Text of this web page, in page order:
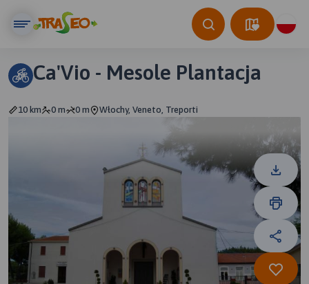
Ca'Vio - Mesole Plantacja
10 km 0 m 0 m Włochy, Veneto, Treporti